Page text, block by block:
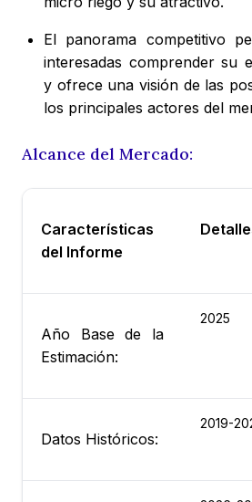
El panorama competitivo
interesadas comprender su
y ofrece una visión de las
los principales actores del
Alcance del Mercado:
Características
del Informe
Año Base de la
Estimación:
2025
Datos Históricos:
2019-